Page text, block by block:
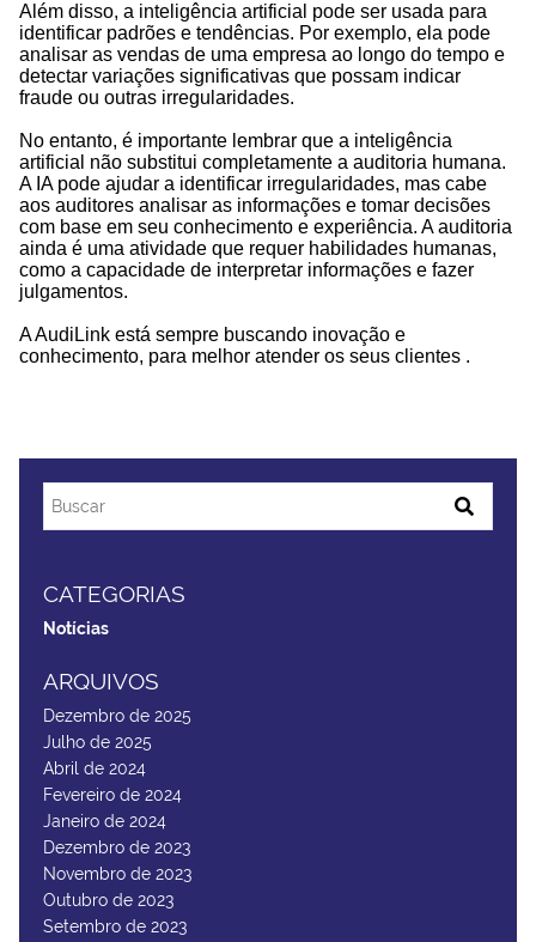
Além disso, a inteligência artificial pode ser usada para
identificar padrões e tendências. Por exemplo, ela pode
analisar as vendas de uma empresa ao longo do tempo e
detectar variações significativas que possam indicar
fraude ou outras irregularidades.
No entanto, é importante lembrar que a inteligência
artificial não substitui completamente a auditoria humana.
A IA pode ajudar a identificar irregularidades, mas cabe
aos auditores analisar as informações e tomar decisões
com base em seu conhecimento e experiência. A auditoria
ainda é uma atividade que requer habilidades humanas,
como a capacidade de interpretar informações e fazer
julgamentos.
A AudiLink está sempre buscando inovação e
conhecimento, para melhor atender os seus clientes .
CATEGORIAS
Notícias
ARQUIVOS
Dezembro de 2025
Julho de 2025
Abril de 2024
Fevereiro de 2024
Janeiro de 2024
Dezembro de 2023
Novembro de 2023
Outubro de 2023
Setembro de 2023